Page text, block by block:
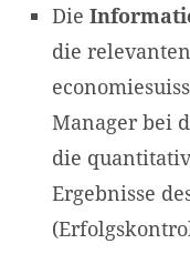
Die
die
Manager bei
die
Ergebnisse